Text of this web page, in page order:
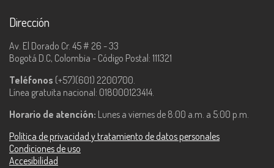
Dirección
Av. El Dorado Cr. 45 # 26 - 33
Bogotá D.C, Colombia - Código Postal: 111321
Teléfonos (+57)(601) 2200700.
Línea gratuita nacional: 018000123414.
Horario de atención: Lunes a viernes de 8:00 a.m. a 5:00 p.m.
Política de privacidad y tratamiento de datos personales
Condiciones de uso
Accesibilidad